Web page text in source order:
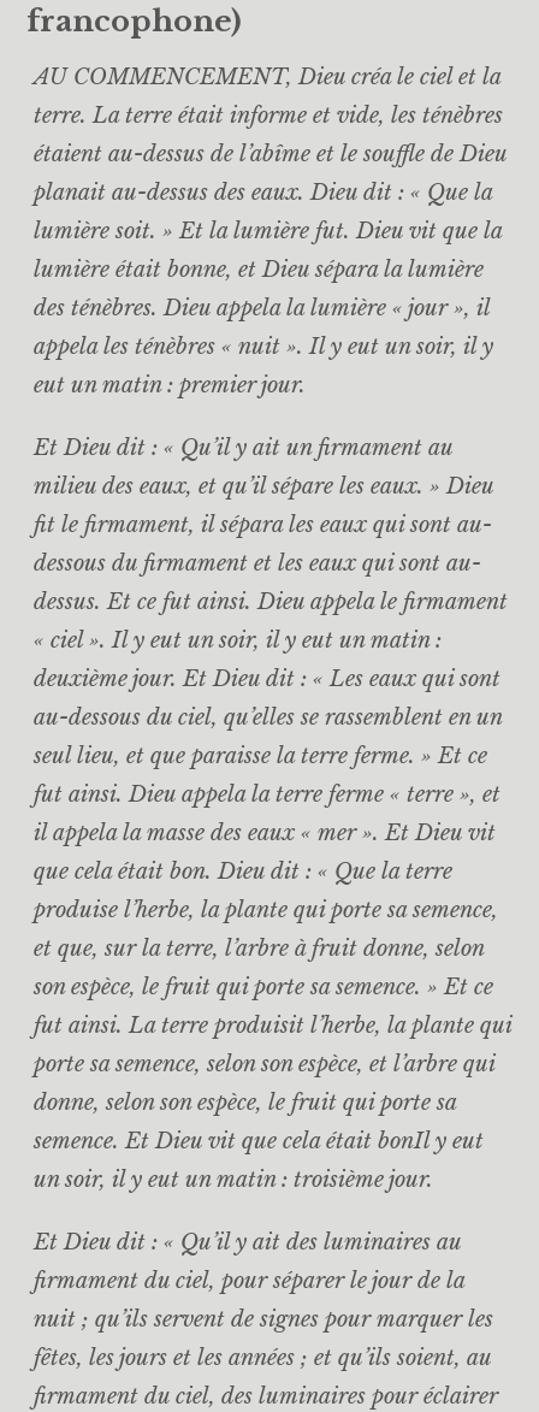
francophone)
AU COMMENCEMENT, Dieu créa le ciel et la
terre. La terre était informe et vide, les ténèbres
étaient au-dessus de l’abîme et le souffle de Dieu
planait au-dessus des eaux. Dieu dit : « Que la
lumière soit. » Et la lumière fut. Dieu vit que la
lumière était bonne, et Dieu sépara la lumière
des ténèbres. Dieu appela la lumière « jour », il
appela les ténèbres « nuit ». Il y eut un soir, il y
eut un matin : premier jour.
Et Dieu dit : « Qu’il y ait un firmament au
milieu des eaux, et qu’il sépare les eaux. » Dieu
fit le firmament, il sépara les eaux qui sont au-
dessous du firmament et les eaux qui sont au-
dessus. Et ce fut ainsi. Dieu appela le firmament
« ciel ». Il y eut un soir, il y eut un matin :
deuxième jour. Et Dieu dit : « Les eaux qui sont
au-dessous du ciel, qu’elles se rassemblent en un
seul lieu, et que paraisse la terre ferme. » Et ce
fut ainsi. Dieu appela la terre ferme « terre », et
il appela la masse des eaux « mer ». Et Dieu vit
que cela était bon. Dieu dit : « Que la terre
produise l’herbe, la plante qui porte sa semence,
et que, sur la terre, l’arbre à fruit donne, selon
son espèce, le fruit qui porte sa semence. » Et ce
fut ainsi. La terre produisit l’herbe, la plante qui
porte sa semence, selon son espèce, et l’arbre qui
donne, selon son espèce, le fruit qui porte sa
semence. Et Dieu vit que cela était bonIl y eut
un soir, il y eut un matin : troisième jour.
Et Dieu dit : « Qu’il y ait des luminaires au
firmament du ciel, pour séparer le jour de la
nuit ; qu’ils servent de signes pour marquer les
fêtes, les jours et les années ; et qu’ils soient, au
firmament du ciel, des luminaires pour éclairer